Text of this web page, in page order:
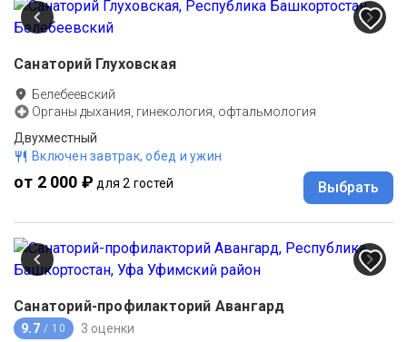
Санаторий Глуховская
Белебеевский
Органы дыхания, гинекология, офтальмология
Двухместный
Включен завтрак, обед и ужин
от 2 000 ₽ для 2 гостей Выбрать
Санаторий-профилакторий Авангард
9.7 / 10 3 оценки